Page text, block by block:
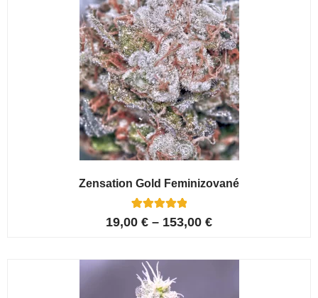
Zensation Gold Feminizované
Hodnoceno
5.00
6
zákazníků
19,00 € – 153,00 €